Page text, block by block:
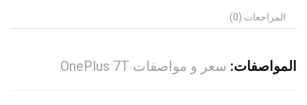
المراجعات (0)
المواصفات: سعر و مواصفات OnePlus 7T